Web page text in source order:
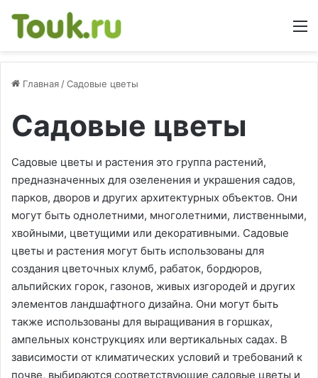
Главная /Садовые цветы
Садовые цветы
Садовые цветы и растения это группа растений,
предназначенных для озеленения и украшения садов,
парков, дворов и других архитектурных объектов. Они
могут быть однолетними, многолетними, лиственными,
хвойными, цветущими или декоративными. Садовые
цветы и растения могут быть использованы для
создания цветочных клумб, рабаток, бордюров,
альпийских горок, газонов, живых изгородей и других
элементов ландшафтного дизайна. Они могут быть
также использованы для выращивания в горшках,
ампельных конструкциях или вертикальных садах. В
зависимости от климатических условий и требований к
почве, выбираются соответствующие садовые цветы и